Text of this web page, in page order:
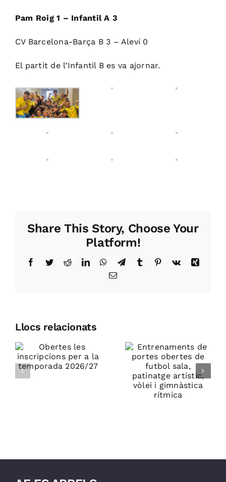
Pam Roig 1 – Infantil A 3
CV Barcelona-Barça B 3 – Aleví 0
El partit de l’Infantil B es va ajornar.
Share This Story, Choose Your
Platform!
Facebook
TwitterRedditLinkedInWhatsApp
TelegramTumblr Pinterest
Vk
Xing
Email:
Llocs relacionats
Entrenaments
obertes de
futbol sala,
de 38è
Trofeu
Futbol Sala
Arrels